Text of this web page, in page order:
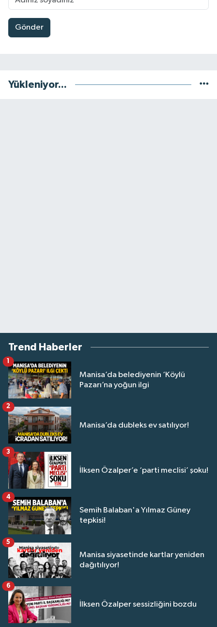
Gönder
Yükleniyor...
Trend Haberler
Manisa’da belediyenin ‘Köylü
Pazarı’na yoğun ilgi
1
Manisa’da dubleks ev satılıyor!
2
İlksen Özalper’e ‘parti meclisi’ şoku!
3
Semih Balaban'a Yılmaz Güney
tepkisi!
4
Manisa siyasetinde kartlar yeniden
dağıtılıyor!
5
İlksen Özalper sessizliğini bozdu
6